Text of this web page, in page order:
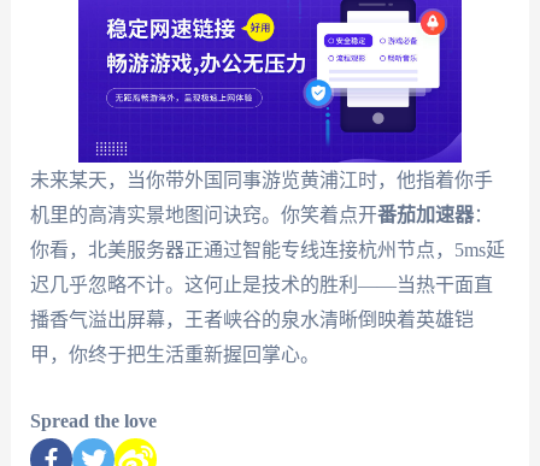
未来某天，当你带外国同事游览黄浦江时，他指着你手
机里的高清实景地图问诀窍。你笑着点开番茄加速器：
你看，北美服务器正通过智能专线连接杭州节点，5ms延
迟几乎忽略不计。这何止是技术的胜利——当热干面直
播香气溢出屏幕，王者峡谷的泉水清晰倒映着英雄铠
甲，你终于把生活重新握回掌心。
Spread the love